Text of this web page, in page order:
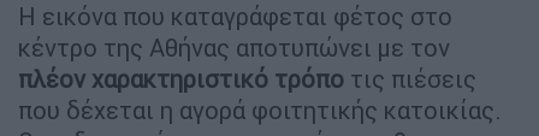
Η εικόνα που καταγράφεται φέτος στο
κέντρο της Αθήνας αποτυπώνει με τον
πλέον χαρακτηριστικό τρόπο τις πιέσεις
που δέχεται η αγορά φοιτητικής κατοικίας.